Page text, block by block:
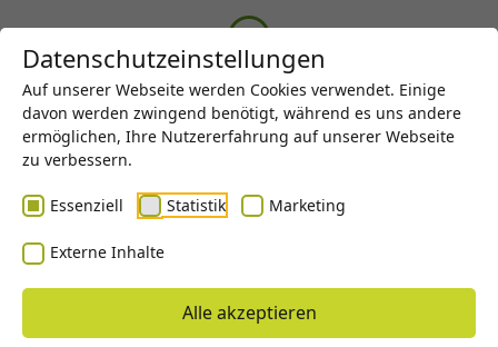
Datenschutzeinstellungen
Auf unserer Webseite werden Cookies verwendet. Einige
davon werden zwingend benötigt, während es uns andere
ermöglichen, Ihre Nutzererfahrung auf unserer Webseite
zu verbessern.
Essenziell Statistik Marketing
Externe Inhalte
Alle akzeptieren